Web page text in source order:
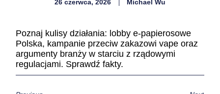
26 czerwca, 2026 Michael Wu
Poznaj kulisy działania: lobby e-papierosowe
Polska, kampanie przeciw zakazowi vape oraz
argumenty branży w starciu z rządowymi
regulacjami. Sprawdź fakty.